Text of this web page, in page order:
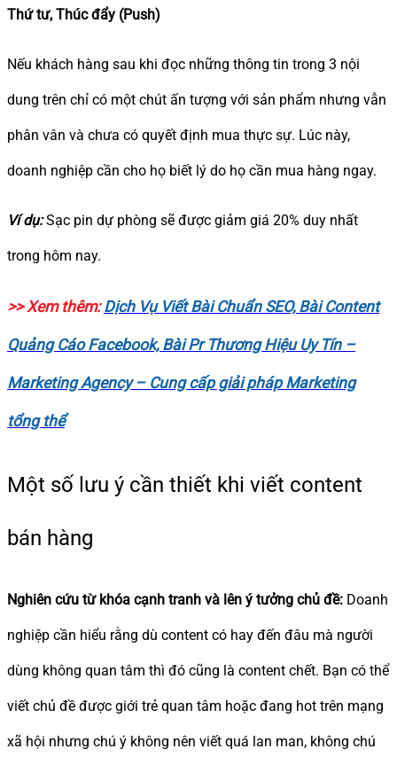
Thứ tư, Thúc đẩy (Push)
Nếu khách hàng sau khi đọc những thông tin trong 3 nội
dung trên chỉ có một chút ấn tượng với sản phẩm nhưng vẫn
phân vân và chưa có quyết định mua thực sự. Lúc này,
doanh nghiệp cần cho họ biết lý do họ cần mua hàng ngay.
Ví dụ:Sạc pin dự phòng sẽ được giảm giá 20% duy nhất
trong hôm nay.
>> Xem thêm: Dịch Vụ Viết Bài Chuẩn SEO, Bài Content
Quảng Cáo Facebook, Bài Pr Thương Hiệu Uy Tín –
Marketing Agency – Cung cấp giải pháp Marketing
tổng thể
Một số lưu ý cần thiết khi viết content
bán hàng
Nghiên cứu từ khóa cạnh tranh và lên ý tưởng chủ đề: Doanh
nghiệp cần hiểu rằng dù content có hay đến đâu mà người
dùng không quan tâm thì đó cũng là content chết. Bạn có thể
viết chủ đề được giới trẻ quan tâm hoặc đang hot trên mạng
xã hội nhưng chú ý không nên viết quá lan man, không chú